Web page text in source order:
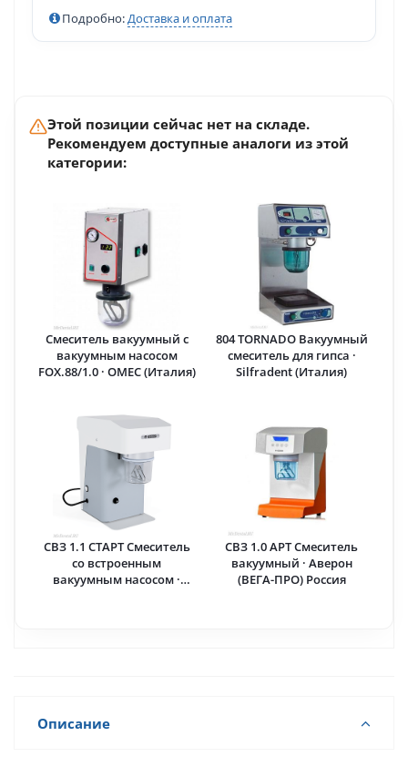
Подробно:Доставка и оплата
Этой позиции сейчас нет на складе.
Рекомендуем доступные аналоги из этой
категории:
Смеситель вакуумный с
вакуумным насосом
FOX.88/1.0 · OMEC (Италия)
804 TORNADO Вакуумный
смеситель для гипса ·
Silfradent (Италия)
СВЗ 1.1 СТАРТ Смеситель
со встроенным
вакуумным насосом ·
СВЗ 1.0 АРТ Смеситель
вакуумный · Аверон
(ВЕГА-ПРО) Россия
Описание